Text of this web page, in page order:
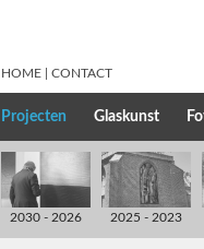
HOME CONTACT
Projecten Glaskunst
2030 - 2026 2025 - 2023